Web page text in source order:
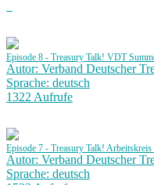
Episode 8 - Treasury Talk! VDT
Autor: Verband Deutscher
Sprache: deutsch
1322 Aufrufe
Episode 7 - Treasury Talk!
Autor: Verband Deutscher
Sprache: deutsch